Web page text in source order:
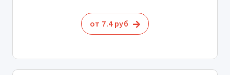
от 7.4 руб